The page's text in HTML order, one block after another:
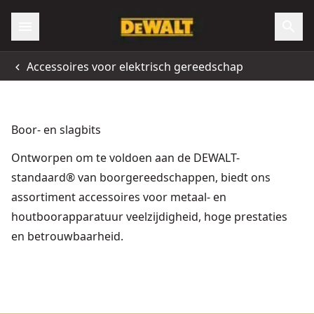
Accessoires voor elektrisch gereedschap
Boor- en slagbits
Ontworpen om te voldoen aan de DEWALT-
standaard® van boorgereedschappen, biedt ons
assortiment accessoires voor metaal- en
houtboorapparatuur veelzijdigheid, hoge prestaties
en betrouwbaarheid.